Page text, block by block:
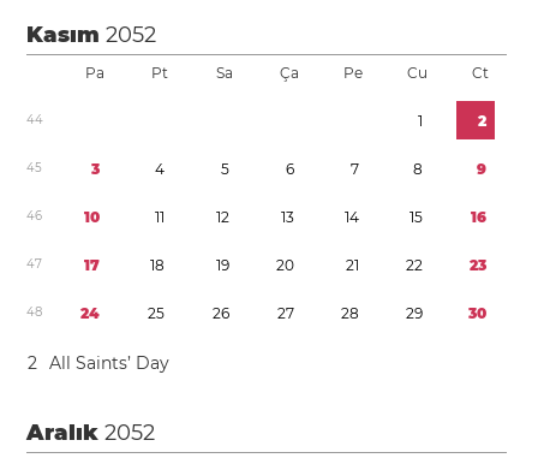
Kasım2052
Pa Pt Sa Ça Pe Cu Ct
44 1 2
45 3 4 5 6 7 8 9
46 10 11 12 13 14 15 16
47 17 18 19 20 21 22 23
48 24 25 26 27 28 29 30
2 All Saints’ Day
Aralık2052